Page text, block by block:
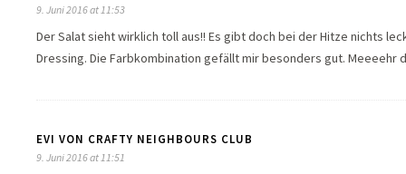
9. Juni 2016 at 11:53
Der Salat sieht wirklich toll aus!! Es gibt doch bei der Hitze nichts
Dressing. Die Farbkombination gefällt mir besonders gut. Meeeehr
EVI VON CRAFTY NEIGHBOURS CLUB
9. Juni 2016 at 11:51